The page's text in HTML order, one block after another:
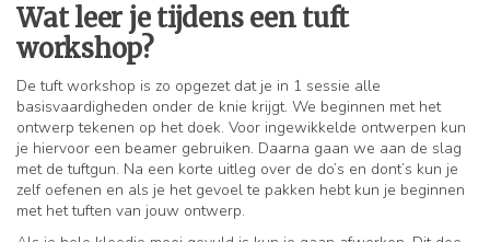
Wat leer je tijdens een tuft
workshop?
De tuft workshop is zo opgezet dat je in 1 sessie alle
basisvaardigheden onder de knie krijgt. We beginnen met het
ontwerp tekenen op het doek. Voor ingewikkelde ontwerpen kun
je hiervoor een beamer gebruiken. Daarna gaan we aan de slag
met de tuftgun. Na een korte uitleg over de do’s en dont’s kun je
zelf oefenen en als je het gevoel te pakken hebt kun je beginnen
met het tuften van jouw ontwerp.